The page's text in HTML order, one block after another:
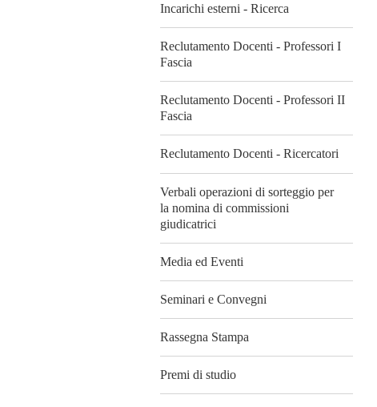
Incarichi esterni - Ricerca
Reclutamento Docenti - Professori I
Fascia
Reclutamento Docenti - Professori II
Fascia
Reclutamento Docenti - Ricercatori
Verbali operazioni di sorteggio per
la nomina di commissioni
giudicatrici
Media ed Eventi
Seminari e Convegni
Rassegna Stampa
Premi di studio